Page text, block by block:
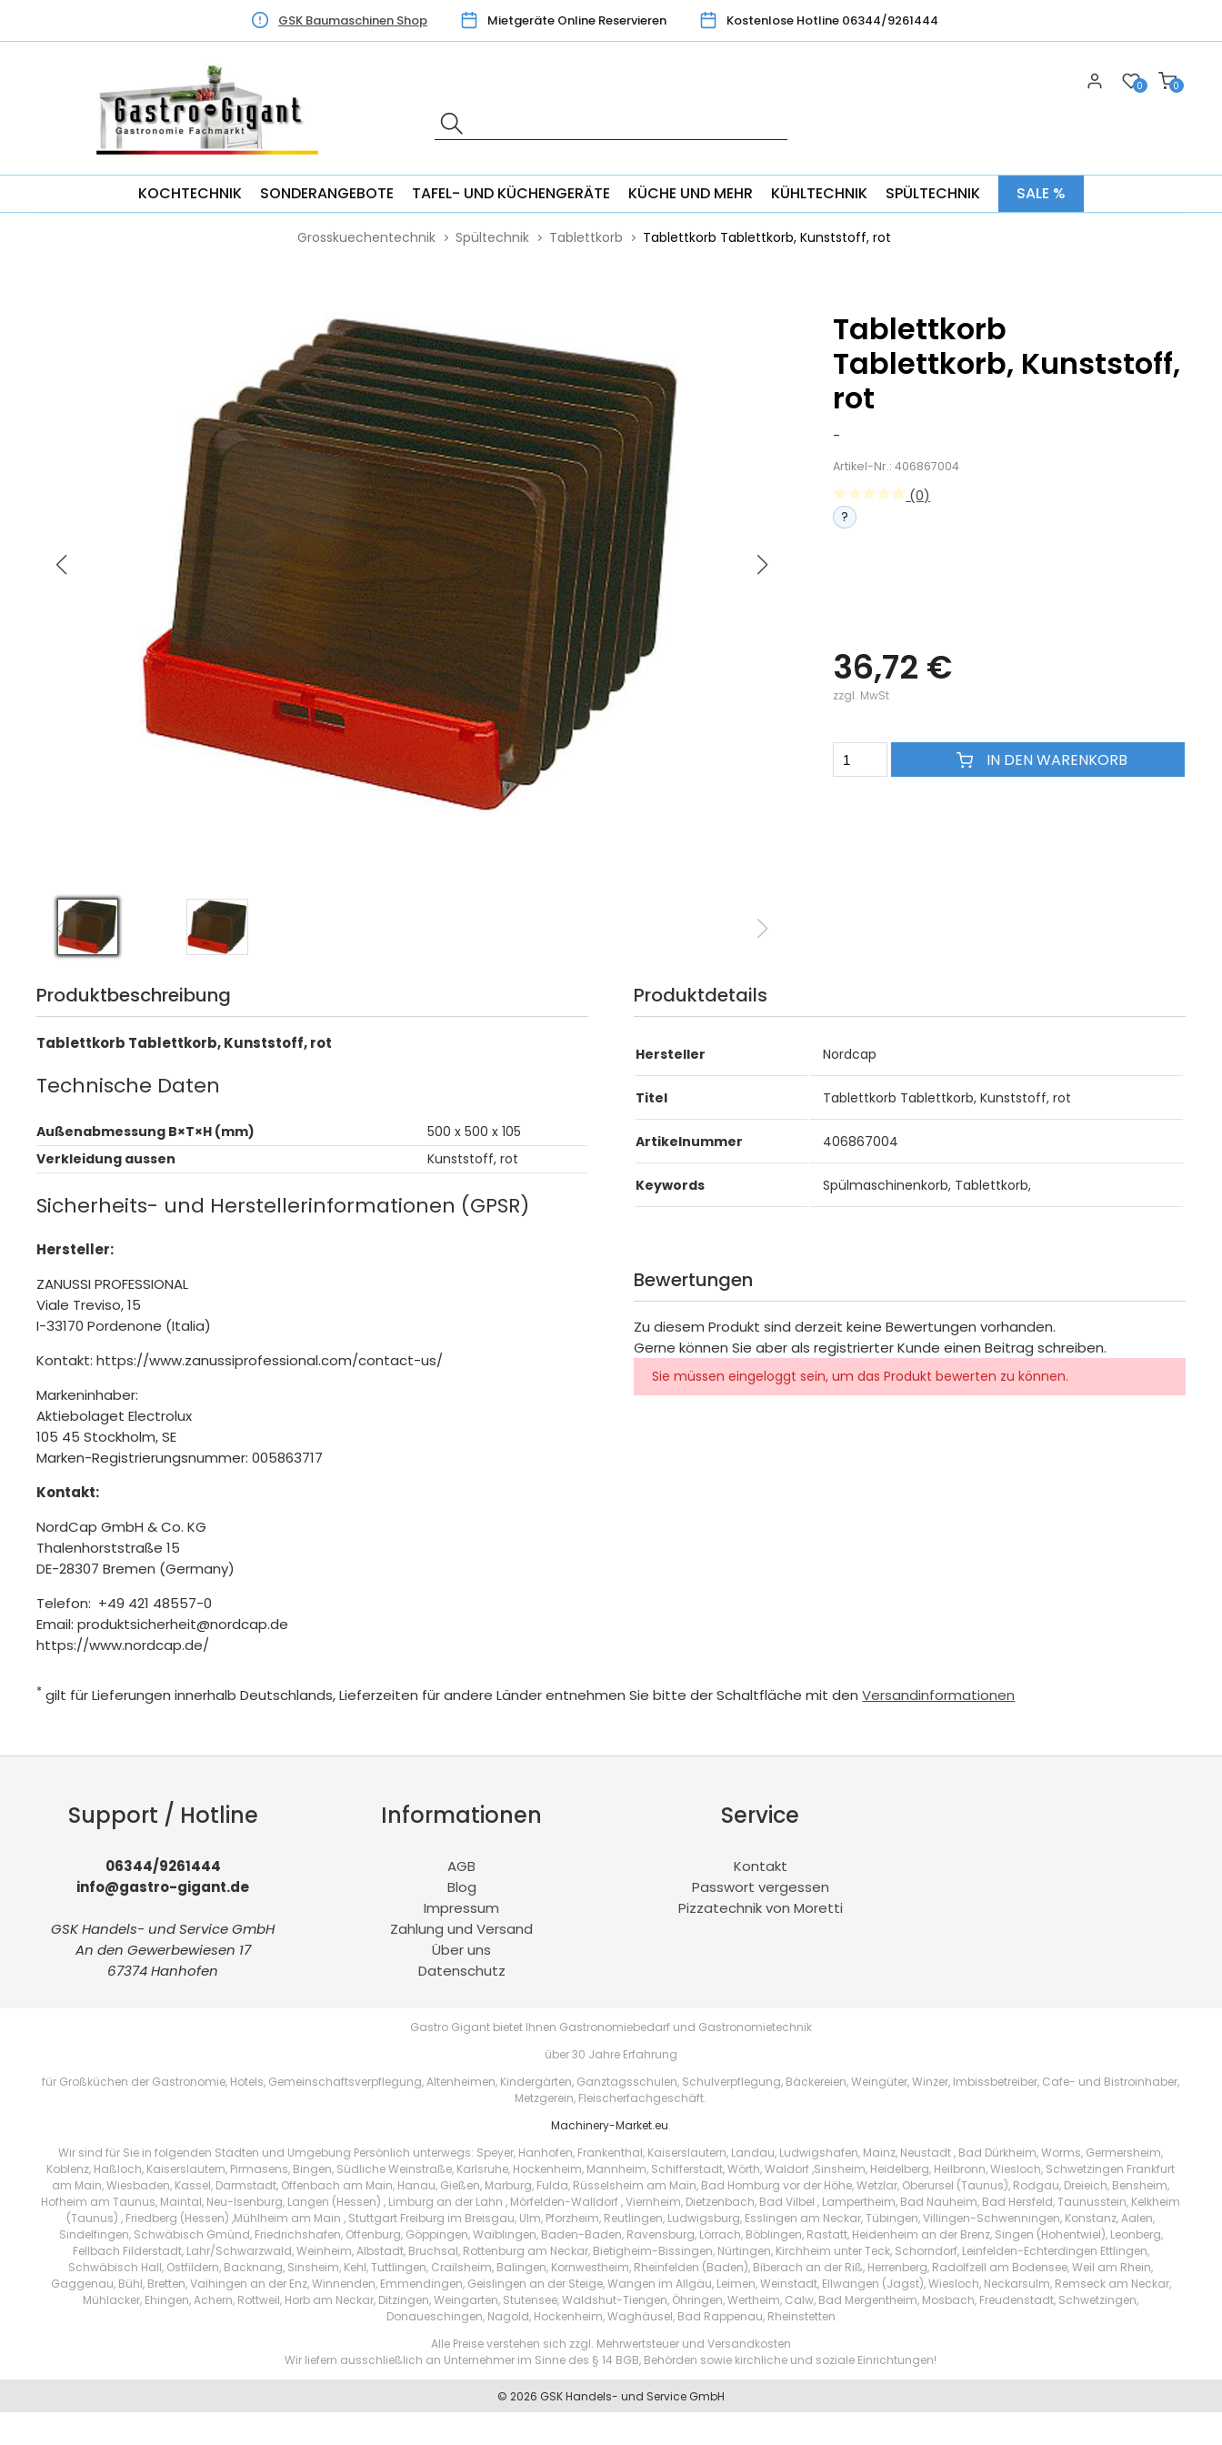
GSK Baumaschinen Shop Mietgeräte Online Reservieren Kostenlose Hotline 06344/9261444
0
0
KOCHTECHNIK SONDERANGEBOTE TAFEL- UND KÜCHENGERÄTE KÜCHE UND MEHR KÜHLTECHNIK SPÜLTECHNIK SALE %
Grosskuechentechnik Spültechnik Tablettkorb Tablettkorb Tablettkorb, Kunststoff, rot
Tablettkorb
Tablettkorb, Kunststoff,
rot
-
Artikel-Nr.: 406867004
(0)
?
36,72 €
zzgl. MwSt
IN DEN WARENKORB
Produktbeschreibung
Tablettkorb Tablettkorb, Kunststoff, rot
Technische Daten
Außenabmessung B×T×H (mm)
500 x 500 x 105
Verkleidung aussen
Kunststoff, rot
Sicherheits- und Herstellerinformationen (GPSR)
Hersteller:
ZANUSSI PROFESSIONAL
Viale Treviso, 15
I-33170 Pordenone (Italia)
Kontakt: https://www.zanussiprofessional.com/contact-us/
Markeninhaber:
Aktiebolaget Electrolux
105 45 Stockholm, SE
Marken-Registrierungsnummer: 005863717
Kontakt:
NordCap GmbH & Co. KG
Thalenhorststraße 15
DE-28307 Bremen (Germany)
Telefon: +49 421 48557-0
Email: produktsicherheit@nordcap.de
https://www.nordcap.de/
Produktdetails
Hersteller Nordcap
Titel Tablettkorb Tablettkorb, Kunststoff, rot
Artikelnummer 406867004
Keywords Spülmaschinenkorb, Tablettkorb,
Bewertungen
Zu diesem Produkt sind derzeit keine Bewertungen vorhanden.
Gerne können Sie aber als registrierter Kunde einen Beitrag schreiben.
Sie müssen eingeloggt sein, um das Produkt bewerten zu können.
* gilt für Lieferungen innerhalb Deutschlands, Lieferzeiten für andere Länder entnehmen Sie bitte der Schaltfläche mit denVersandinformationen
Support / Hotline
06344/9261444
info@gastro-gigant.de
GSK Handels- und Service GmbH
An den Gewerbewiesen 17
67374 Hanhofen
Informationen
AGB
Blog
Impressum
Zahlung und Versand
Über uns
Datenschutz
Service
Kontakt
Passwort vergessen
Pizzatechnik von Moretti
Gastro Gigant bietet Ihnen Gastronomiebedarf und Gastronomietechnik
über 30 Jahre Erfahrung
für Großküchen der Gastronomie, Hotels, Gemeinschaftsverpflegung, Altenheimen, Kindergärten, Ganztagsschulen, Schulverpflegung, Bäckereien, Weingüter, Winzer, Imbissbetreiber, Cafe- und Bistroinhaber,
Metzgerein, Fleischerfachgeschäft.
Machinery-Market.eu.
Wir sind für Sie in folgenden Städten und Umgebung Persönlich unterwegs: Speyer, Hanhofen, Frankenthal, Kaiserslautern, Landau, Ludwigshafen, Mainz, Neustadt , Bad Dürkheim, Worms, Germersheim,
Koblenz, Haßloch, Kaiserslautern, Pirmasens, Bingen, Südliche Weinstraße, Karlsruhe, Hockenheim, Mannheim, Schifferstadt, Wörth, Waldorf ,Sinsheim, Heidelberg, Heilbronn, Wiesloch, Schwetzingen Frankfurt
am Main, Wiesbaden, Kassel, Darmstadt, Offenbach am Main, Hanau, Gießen, Marburg, Fulda, Rüsselsheim am Main, Bad Homburg vor der Höhe, Wetzlar, Oberursel (Taunus), Rodgau, Dreieich, Bensheim,
Hofheim am Taunus, Maintal, Neu-Isenburg, Langen (Hessen) , Limburg an der Lahn , Mörfelden-Walldorf , Viernheim, Dietzenbach, Bad Vilbel , Lampertheim, Bad Nauheim, Bad Hersfeld, Taunusstein, Kelkheim
(Taunus) , Friedberg (Hessen) ,Mühlheim am Main , Stuttgart Freiburg im Breisgau, Ulm, Pforzheim, Reutlingen, Ludwigsburg, Esslingen am Neckar, Tübingen, Villingen-Schwenningen, Konstanz, Aalen,
Sindelfingen, Schwäbisch Gmünd, Friedrichshafen, Offenburg, Göppingen, Waiblingen, Baden-Baden, Ravensburg, Lörrach, Böblingen, Rastatt, Heidenheim an der Brenz, Singen (Hohentwiel), Leonberg,
Fellbach Filderstadt, Lahr/Schwarzwald, Weinheim, Albstadt, Bruchsal, Rottenburg am Neckar, Bietigheim-Bissingen, Nürtingen, Kirchheim unter Teck, Schorndorf, Leinfelden-Echterdingen Ettlingen,
Schwäbisch Hall, Ostfildern, Backnang, Sinsheim, Kehl, Tuttlingen, Crailsheim, Balingen, Kornwestheim, Rheinfelden (Baden), Biberach an der Riß, Herrenberg, Radolfzell am Bodensee, Weil am Rhein,
Gaggenau, Bühl, Bretten, Vaihingen an der Enz, Winnenden, Emmendingen, Geislingen an der Steige, Wangen im Allgäu, Leimen, Weinstadt, Ellwangen (Jagst), Wiesloch, Neckarsulm, Remseck am Neckar,
Mühlacker, Ehingen, Achern, Rottweil, Horb am Neckar, Ditzingen, Weingarten, Stutensee, Waldshut-Tiengen, Öhringen, Wertheim, Calw, Bad Mergentheim, Mosbach, Freudenstadt, Schwetzingen,
Donaueschingen, Nagold, Hockenheim, Waghäusel, Bad Rappenau, Rheinstetten
Alle Preise verstehen sich zzgl. Mehrwertsteuer und Versandkosten
Wir liefern ausschließlich an Unternehmer im Sinne des § 14 BGB, Behörden sowie kirchliche und soziale Einrichtungen!
© 2026 GSK Handels- und Service GmbH